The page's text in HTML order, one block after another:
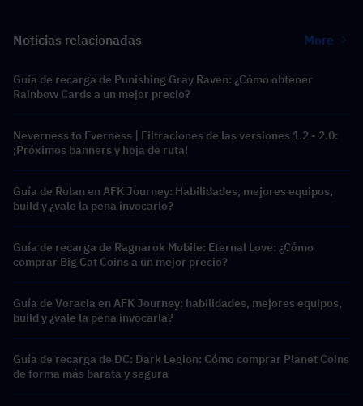
Noticias relacionadas More
Guía de recarga de Punishing Gray Raven: ¿Cómo obtener
Rainbow Cards a un mejor precio?
Neverness to Everness | Filtraciones de las versiones 1.2 - 2.0:
¡Próximos banners y hoja de ruta!
Guía de Rolan en AFK Journey: Habilidades, mejores equipos,
build y ¿vale la pena invocarlo?
Guía de recarga de Ragnarok Mobile: Eternal Love: ¿Cómo
comprar Big Cat Coins a un mejor precio?
Guía de Voracia en AFK Journey: habilidades, mejores equipos,
build y ¿vale la pena invocarla?
Guía de recarga de DC: Dark Legion: Cómo comprar Planet Coins
de forma más barata y segura